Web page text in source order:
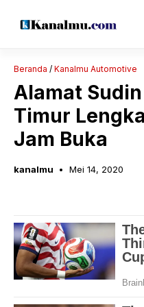
Beranda / Kanalmu Automotive
Alamat
Timur
Jam Buka
kanalmu Mei 14, 2020